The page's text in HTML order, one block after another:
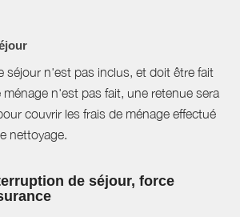
séjour n'est pas inclus, et doit être fait
ménage n'est pas fait, une retenue sera
couvrir les frais de ménage effectué
nettoyage.
de séjour, force